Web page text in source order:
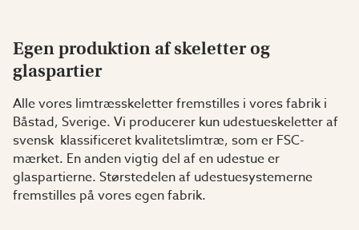
Egen produktion af skeletter og
glaspartier
Alle vores limtræsskeletter fremstilles i vores fabrik i
Båstad, Sverige. Vi producerer kun udestueskeletter af
svensk klassificeret kvalitetslimtræ, som er FSC-
mærket. En anden vigtig del af en udestue er
glaspartierne. Størstedelen af udestuesystemerne
fremstilles på vores egen fabrik.